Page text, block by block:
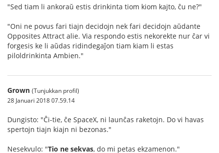
"Sed tiam li ankoraŭ estis drinkinta tiom kiom kajto, ĉu ne?"
"Oni ne povus fari tiajn decidojn nek fari decidojn aŭdante
Opposites Attract alie. Via respondo estis nekorekte nur ĉar vi
forgesis ke li aŭdas ridindegaĵon tiam kiam li estas
piloldrinkinta Ambien."
Grown (Tunjukkan profil)
28 Januari 2018 07.59.14
Dungisto: "Ĉi-tie, ĉe SpaceX, ni launĉas raketojn. Do vi havas
spertojn tiajn kiajn ni bezonas."
Nesekvulo: "Tio ne sekvas, do mi petas ekzamenon."